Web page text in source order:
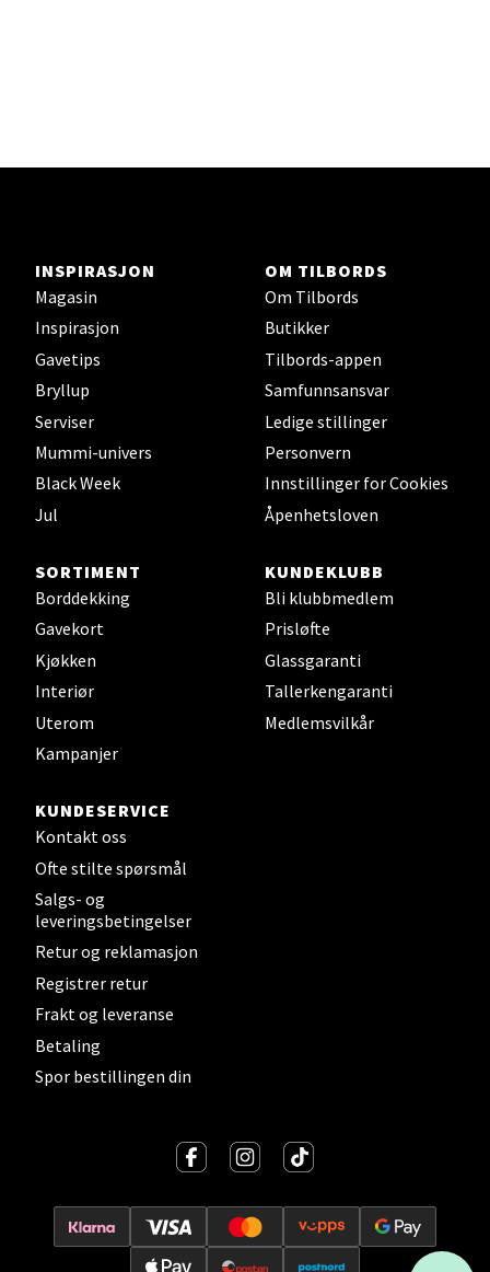
INSPIRASJON
Magasin
Inspirasjon
Gavetips
Bryllup
Serviser
Mummi-univers
Black Week
Jul
OM TILBORDS
Om Tilbords
Butikker
Tilbords-appen
Samfunnsansvar
Ledige stillinger
Personvern
Innstillinger for Cookies
Åpenhetsloven
SORTIMENT
Borddekking
Gavekort
Kjøkken
Interiør
Uterom
Kampanjer
KUNDEKLUBB
Bli klubbmedlem
Prisløfte
Glassgaranti
Tallerkengaranti
Medlemsvilkår
KUNDESERVICE
Kontakt oss
Ofte stilte spørsmål
Salgs- og
leveringsbetingelser
Retur og reklamasjon
Registrer retur
Frakt og leveranse
Betaling
Spor bestillingen din
Velg
Harstad - Thon Senter
Kanebogen
Skillevegen 5, 9411 Harstad
Åpent i dag 10-20
Velg
Karmsund - Thon Senter Oasen
Austbøvegen 16, 5542 Karmsund
Åpningstider ikke tilgjengelig
Stavanger og Sandnes - Kilden
Senter
Gartnerveien 16, 4016 Stavanger
Åpent i dag 10-20
Stavanger og Sandnes - Kvadrat